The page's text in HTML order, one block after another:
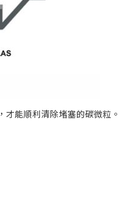
，才能順利清除堵塞的碳微粒。